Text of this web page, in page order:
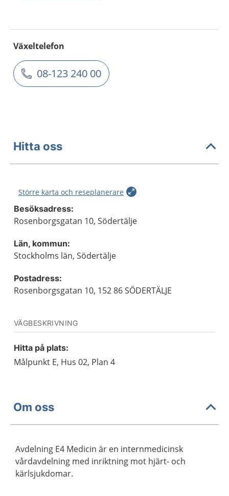
Växeltelefon
08-123 240 00
Hitta oss
Större karta och reseplanerare
Besöksadress:
Rosenborgsgatan 10, Södertälje
Län, kommun:
Stockholms län, Södertälje
Postadress:
Rosenborgsgatan 10, 152 86 SÖDERTÄLJE
VÄGBESKRIVNING
Hitta på plats:
Målpunkt E, Hus 02, Plan 4
Om oss
Avdelning E4 Medicin är en internmedicinsk
vårdavdelning med inriktning mot hjärt- och
kärlsjukdomar.